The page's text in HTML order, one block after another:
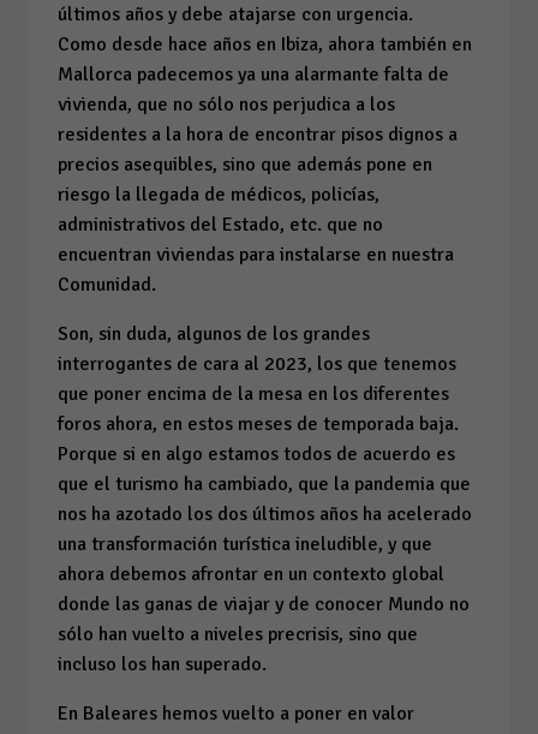
últimos años y debe atajarse con urgencia.
Como desde hace años en Ibiza, ahora también en
Mallorca padecemos ya una alarmante falta de
vivienda, que no sólo nos perjudica a los
residentes a la hora de encontrar pisos dignos a
precios asequibles, sino que además pone en
riesgo la llegada de médicos, policías,
administrativos del Estado, etc. que no
encuentran viviendas para instalarse en nuestra
Comunidad.
Son, sin duda, algunos de los grandes
interrogantes de cara al 2023, los que tenemos
que poner encima de la mesa en los diferentes
foros ahora, en estos meses de temporada baja.
Porque si en algo estamos todos de acuerdo es
que el turismo ha cambiado, que la pandemia que
nos ha azotado los dos últimos años ha acelerado
una transformación turística ineludible, y que
ahora debemos afrontar en un contexto global
donde las ganas de viajar y de conocer Mundo no
sólo han vuelto a niveles precrisis, sino que
incluso los han superado.
En Baleares hemos vuelto a poner en valor